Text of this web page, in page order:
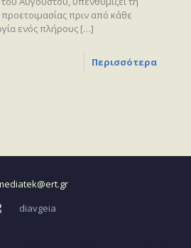
πριν από κάθε
ενός πλήρους […]
Περισσότερα